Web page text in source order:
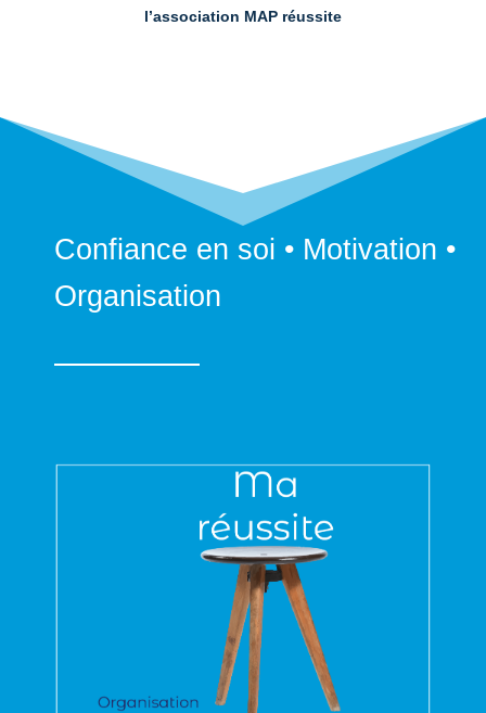
l’association MAP réussite
Confiance en soi • Motivation •
Organisation